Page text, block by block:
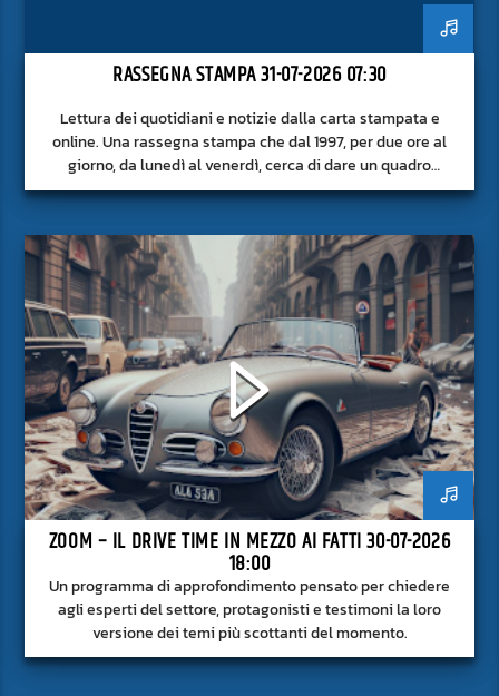
RASSEGNA STAMPA 31-07-2026 07:30
Lettura dei quotidiani e notizie dalla carta stampata e
online. Una rassegna stampa che dal 1997, per due ore al
giorno, da lunedì al venerdì, cerca di dare un quadro
approfondito delle notizie del giorno, senza fermarsi alla
ZOOM – IL DRIVE TIME IN MEZZO AI FATTI 30-07-2026
18:00
Un programma di approfondimento pensato per chiedere
agli esperti del settore, protagonisti e testimoni la loro
versione dei temi più scottanti del momento.